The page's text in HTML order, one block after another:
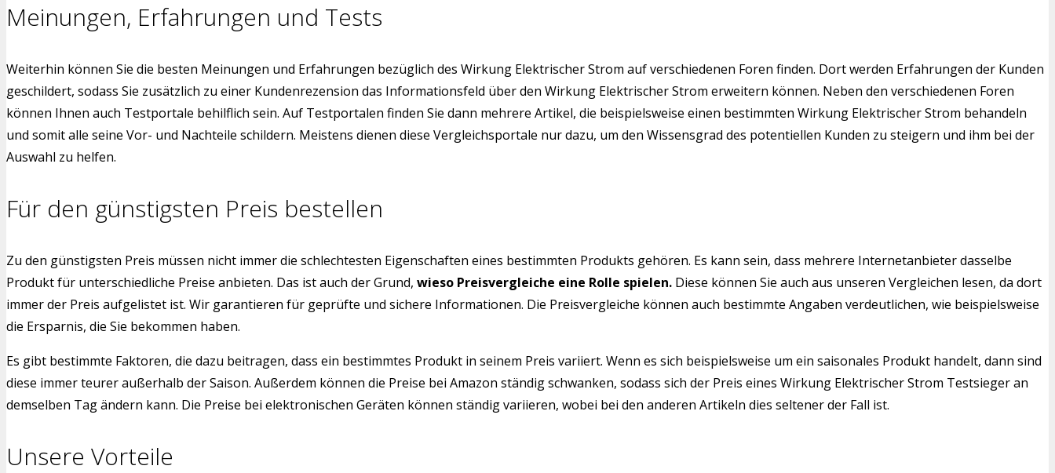
Meinungen, Erfahrungen und Tests
Weiterhin können Sie die besten Meinungen und Erfahrungen bezüglich des Wirkung Elektrischer Strom auf verschiedenen Foren finden. Dort werden Erfahrungen der Kunden
geschildert, sodass Sie zusätzlich zu einer Kundenrezension das Informationsfeld über den Wirkung Elektrischer Strom erweitern können. Neben den verschiedenen Foren
können Ihnen auch Testportale behilflich sein. Auf Testportalen finden Sie dann mehrere Artikel, die beispielsweise einen bestimmten Wirkung Elektrischer Strom behandeln
und somit alle seine Vor- und Nachteile schildern. Meistens dienen diese Vergleichsportale nur dazu, um den Wissensgrad des potentiellen Kunden zu steigern und ihm bei der
Auswahl zu helfen.
Für den günstigsten Preis bestellen
Zu den günstigsten Preis müssen nicht immer die schlechtesten Eigenschaften eines bestimmten Produkts gehören. Es kann sein, dass mehrere Internetanbieter dasselbe
Produkt für unterschiedliche Preise anbieten. Das ist auch der Grund, wieso Preisvergleiche eine Rolle spielen. Diese können Sie auch aus unseren Vergleichen lesen, da dort
immer der Preis aufgelistet ist. Wir garantieren für geprüfte und sichere Informationen. Die Preisvergleiche können auch bestimmte Angaben verdeutlichen, wie beispielsweise
die Ersparnis, die Sie bekommen haben.
Es gibt bestimmte Faktoren, die dazu beitragen, dass ein bestimmtes Produkt in seinem Preis variiert. Wenn es sich beispielsweise um ein saisonales Produkt handelt, dann sind
diese immer teurer außerhalb der Saison. Außerdem können die Preise bei Amazon ständig schwanken, sodass sich der Preis eines Wirkung Elektrischer Strom Testsieger an
demselben Tag ändern kann. Die Preise bei elektronischen Geräten können ständig variieren, wobei bei den anderen Artikeln dies seltener der Fall ist.
Unsere Vorteile